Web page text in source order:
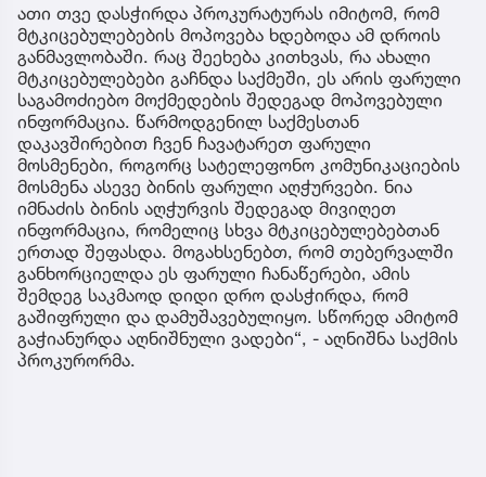
ათი თვე დასჭირდა პროკურატურას იმიტომ, რომ
მტკიცებულებების მოპოვება ხდებოდა ამ დროის
განმავლობაში. რაც შეეხება კითხვას, რა ახალი
მტკიცებულებები გაჩნდა საქმეში, ეს არის ფარული
საგამოძიებო მოქმედების შედეგად მოპოვებული
ინფორმაცია. წარმოდგენილ საქმესთან
დაკავშირებით ჩვენ ჩავატარეთ ფარული
მოსმენები, როგორც სატელეფონო კომუნიკაციების
მოსმენა ასევე ბინის ფარული აღჭურვები. ნია
იმნაძის ბინის აღჭურვის შედეგად მივიღეთ
ინფორმაცია, რომელიც სხვა მტკიცებულებებთან
ერთად შეფასდა. მოგახსენებთ, რომ თებერვალში
განხორციელდა ეს ფარული ჩანაწერები, ამის
შემდეგ საკმაოდ დიდი დრო დასჭირდა, რომ
გაშიფრული და დამუშავებულიყო. სწორედ ამიტომ
გაჭიანურდა აღნიშნული ვადები“, - აღნიშნა საქმის
პროკურორმა.